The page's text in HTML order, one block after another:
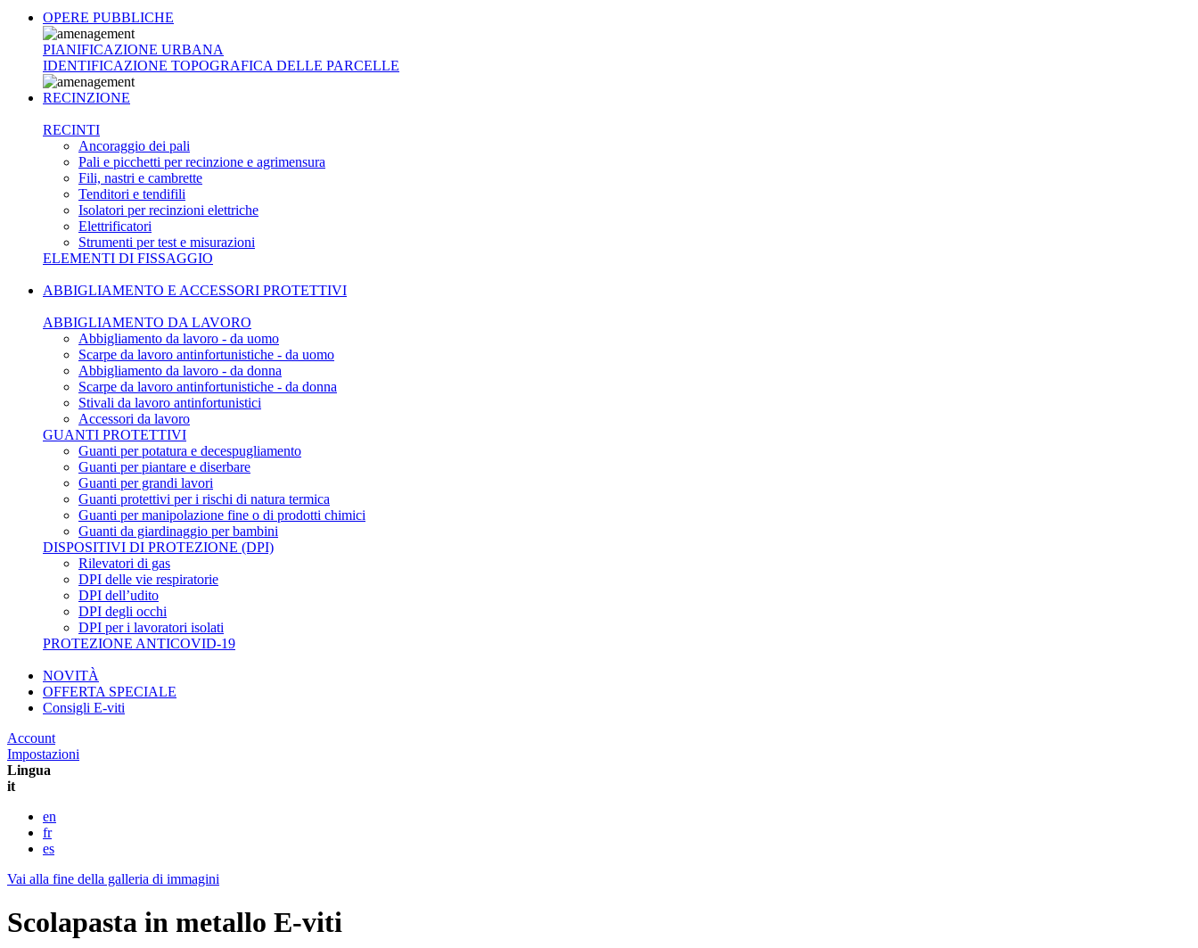
OPERE PUBBLICHE
PIANIFICAZIONE URBANA
IDENTIFICAZIONE TOPOGRAFICA DELLE PARCELLE
RECINZIONE
RECINTI
Ancoraggio dei pali
Pali e picchetti per recinzione e agrimensura
Fili, nastri e cambrette
Tenditori e tendifili
Isolatori per recinzioni elettriche
Elettrificatori
Strumenti per test e misurazioni
ELEMENTI DI FISSAGGIO
ABBIGLIAMENTO E ACCESSORI PROTETTIVI
ABBIGLIAMENTO DA LAVORO
Abbigliamento da lavoro - da uomo
Scarpe da lavoro antinfortunistiche - da uomo
Abbigliamento da lavoro - da donna
Scarpe da lavoro antinfortunistiche - da donna
Stivali da lavoro antinfortunistici
Accessori da lavoro
GUANTI PROTETTIVI
Guanti per potatura e decespugliamento
Guanti per piantare e diserbare
Guanti per grandi lavori
Guanti protettivi per i rischi di natura termica
Guanti per manipolazione fine o di prodotti chimici
Guanti da giardinaggio per bambini
DISPOSITIVI DI PROTEZIONE (DPI)
Rilevatori di gas
DPI delle vie respiratorie
DPI dell’udito
DPI degli occhi
DPI per i lavoratori isolati
PROTEZIONE ANTICOVID-19
NOVITÀ
OFFERTA SPECIALE
Consigli E-viti
Account
Impostazioni
Lingua
it
en
fr
es
Vai alla fine della galleria di immagini
Scolapasta in metallo E-viti